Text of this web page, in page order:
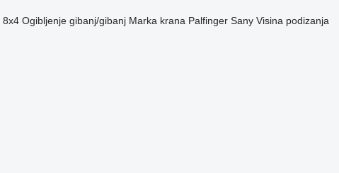
8x4 Ogibljenje gibanj/gibanj Marka krana Palfinger Sany Visina podizanja